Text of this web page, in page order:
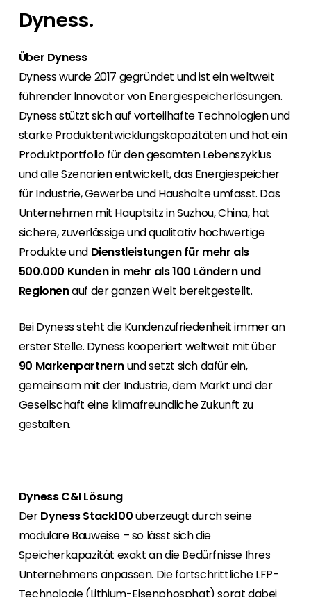
Service-Anbieter für Ihre Kunden.
Wir sind gerne unterwegs, also finden Sie
heraus, wo Sie sich uns anschließen können,
Schulungen und Webinare.
persönlichen Kontakt zu allen Abteilungen und
Segen Team
Lernen Sie unsere PV-Experten kennen.
Kunden-Portal
Unser Kunden-Portal bietet 24/7 Live-Preise,
Produktverfügbarkeit und Dokumentation!
Blog
Bleiben Sie auf dem Laufenden mit
branchenführenden Neuigkeiten von Segen.
Hier erfahren Sie es zuerst!
Sie suchen nach einem Job in der
bei uns richtig!
Hauseigentümer
Wenn Sie auf der Suche nach wichtigen
Produkt- und Brancheninformationen sind,
Segen Fachpartner aus Ihrer Region.
Segen Partner werden
Sie sind ein PV-Profi? Dann werden Sie noch
heute Segen Partner und profitieren Sie von
unseren Vorteilen!
Finden Sie einen PV-Installateur in Ihrer
Region
Sie sind Privatkunde und sind auf der Suche
nach einem passenden PV-Installateur? Dann
sind Sie bei uns genau richtig.
Dyness.
Über Dyness
Dyness wurde 2017 gegründet und ist ein weltweit
führender Innovator von Energiespeicherlösungen.
Dyness stützt sich auf vorteilhafte Technologien und
starke Produktentwicklungskapazitäten und hat ein
Produktportfolio für den gesamten Lebenszyklus
und alle Szenarien entwickelt, das Energiespeicher
für Industrie, Gewerbe und Haushalte umfasst. Das
Unternehmen mit Hauptsitz in Suzhou, China, hat
sichere, zuverlässige und qualitativ hochwertige
Produkte und Dienstleistungen für mehr als
500.000 Kunden in mehr als 100 Ländern und
Regionenauf der ganzen Welt bereitgestellt.
Bei Dyness steht die Kundenzufriedenheit immer an
erster Stelle. Dyness kooperiert weltweit mit über
90 Markenpartnernund setzt sich dafür ein,
gemeinsam mit der Industrie, dem Markt und der
Gesellschaft eine klimafreundliche Zukunft zu
gestalten.
Dyness C&I Lösung
DerDyness Stack100überzeugt durch seine
modulare Bauweise – so lässt sich die
Speicherkapazität exakt an die Bedürfnisse Ihres
Unternehmens anpassen. Die fortschrittliche LFP-